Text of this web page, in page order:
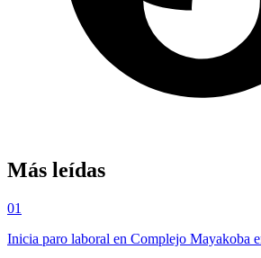
Más leídas
01
Inicia paro laboral en Complejo Mayakoba